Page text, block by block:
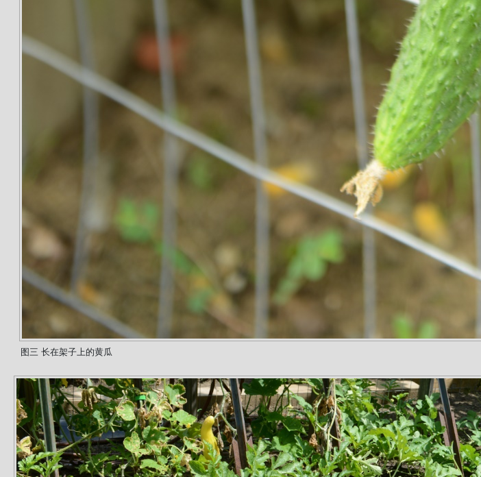
图三 长在架子上的黄瓜